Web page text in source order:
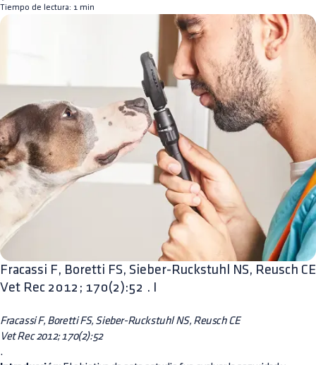
Tiempo de lectura: 1 min
Fracassi F, Boretti FS, Sieber-Ruckstuhl NS, Reusch CE
Vet Rec 2012; 170(2):52 . I
Fracassi F, Boretti FS, Sieber-Ruckstuhl NS, Reusch CE
Vet Rec 2012; 170(2):52
.